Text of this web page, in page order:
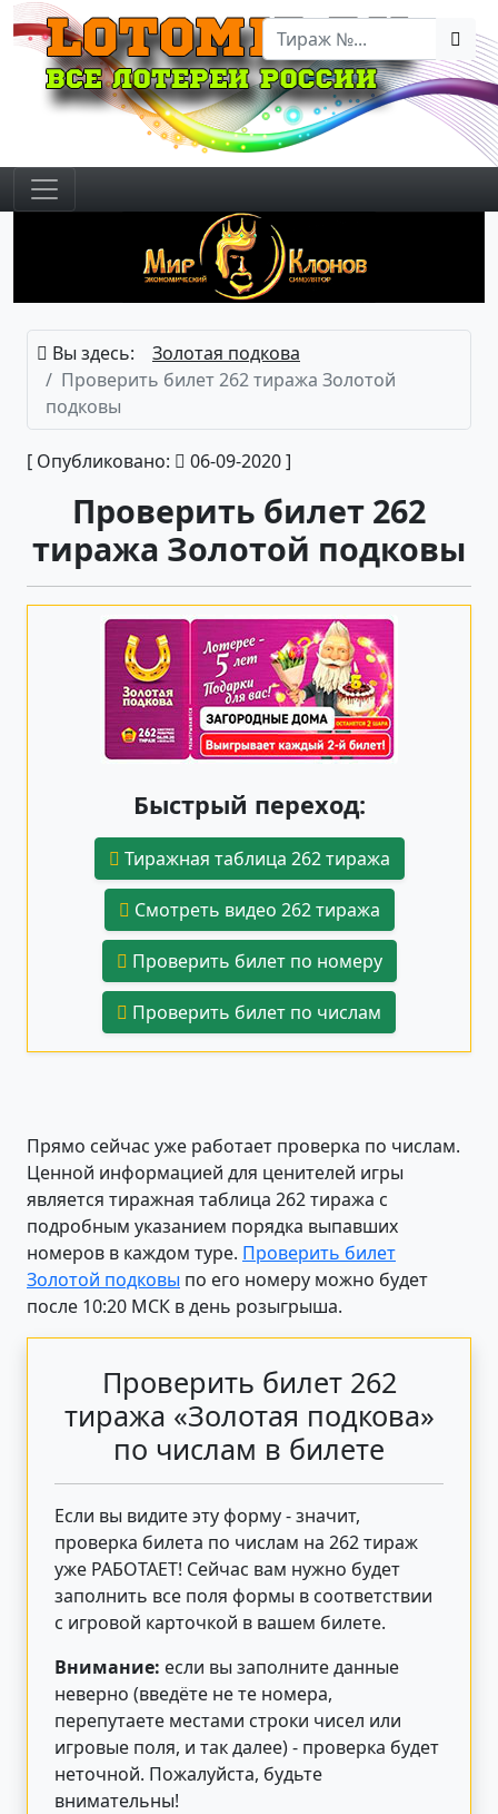
Вы здесь:
Золотая подкова
Проверить билет 262 тиража Золотой
подковы
[ Опубликовано: 06-09-2020 ]
Проверить билет 262
тиража Золотой подковы
Быстрый переход:
Тиражная таблица 262 тиража
Смотреть видео 262 тиража
Проверить билет по номеру
Проверить билет по числам
Прямо сейчас уже работает проверка по числам.
Ценной информацией для ценителей игры
является тиражная таблица 262 тиража с
подробным указанием порядка выпавших
номеров в каждом туре. Проверить билет
Золотой подковы по его номеру можно будет
после 10:20 МСК в день розыгрыша.
Проверить билет 262
тиража «Золотая подкова»
по числам в билете
Если вы видите эту форму - значит,
проверка билета по числам на 262 тираж
уже РАБОТАЕТ! Сейчас вам нужно будет
заполнить все поля формы в соответствии
с игровой карточкой в вашем билете.
Внимание: если вы заполните данные
неверно (введёте не те номера,
перепутаете местами строки чисел или
игровые поля, и так далее) - проверка будет
неточной. Пожалуйста, будьте
внимательны!